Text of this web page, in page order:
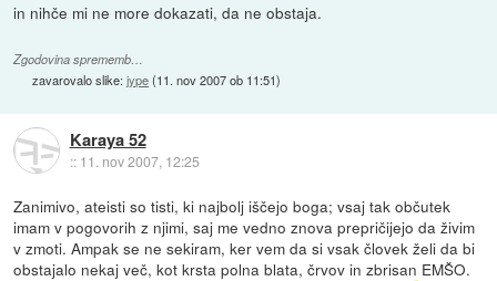
in nihče mi ne more dokazati, da ne obstaja.
Zgodovina sprememb…
zavarovalo slike:jype(11. nov 2007 ob 11:51)
Karaya 52
:: 11. nov 2007, 12:25
Zanimivo, ateisti so tisti, ki najbolj iščejo boga; vsaj tak občutek
imam v pogovorih z njimi, saj me vedno znova prepričijejo da živim
v zmoti. Ampak se ne sekiram, ker vem da si vsak človek želi da bi
obstajalo nekaj več, kot krsta polna blata, črvov in zbrisan EMŠO.